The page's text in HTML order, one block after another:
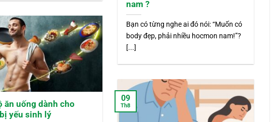
nam ?
Bạn có từng nghe ai đó nói: “Muốn có
body đẹp, phải nhiều hocmon nam!”?
[...]
ăn uống dành cho
yếu sinh lý
09
Th8